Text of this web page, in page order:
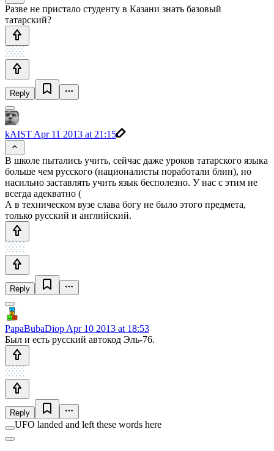
Разве не пристало студенту в Казани знать базовый
татарский?
Reply
kAIST Apr 11 2013 at 21:15
В школе пытались учить, сейчас даже уроков татарского языка
больше чем русского (националисты поработали блин), но
насильно заставлять учить язык бесполезно. У нас с этим не
всегда адекватно (
А в техническом вузе слава богу не было этого предмета,
только русский и английский.
Reply
PapaBubaDiop Apr 10 2013 at 18:53
Был и есть русский автокод Эль-76.
Reply
UFO landed and left these words here